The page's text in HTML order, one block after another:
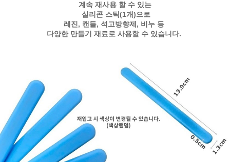
계속 재사용 할 수 있는
실리콘 스틱(1개)으로
레진, 캔들, 석고방향제, 비누 등
다양한 만들기 재료로 사용할 수 있습니다.